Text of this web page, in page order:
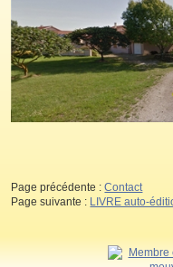
Page précédente :Contact
Page suivante : LIVRE auto-